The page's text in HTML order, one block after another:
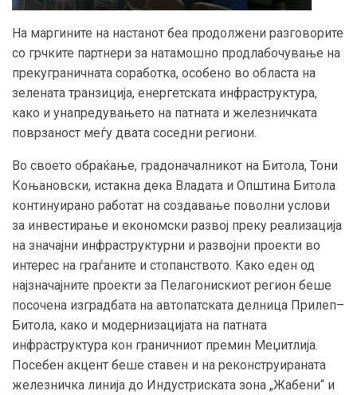
На маргините на настанот беа продолжени разговорите
со грчките партнери за натамошно продлабочување на
прекуграничната соработка, особено во областа на
зелената транзиција, енергетската инфраструктура,
како и унапредувањето на патната и железничката
поврзаност меѓу двата соседни региони.
Во своето обраќање, градоначалникот на Битола, Тони
Коњановски, истакна дека Владата и Општина Битола
континуирано работат на создавање поволни услови
за инвестирање и економски развој преку реализација
на значајни инфраструктурни и развојни проекти во
интерес на граѓаните и стопанството. Како еден од
најзначајните проекти за Пелагонискиот регион беше
посочена изградбата на автопатската делница Прилеп–
Битола, како и модернизацијата на патната
инфраструктура кон граничниот премин Меџитлија.
Посебен акцент беше ставен и на реконструираната
железничка линија до Индустриската зона „Жабени“ и